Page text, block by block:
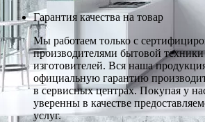
Гарантия качества на товар
Мы работаем только с
производителями бытовой техники
изготовителей. Вся наша
официальную гарантию
в сервисных центрах. Покупая у
уверенны в качестве
услуг.